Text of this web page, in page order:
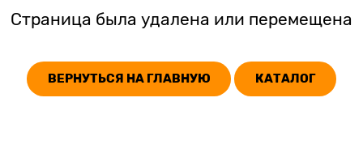
Страница была удалена или перемещена
ВЕРНУТЬСЯ НА ГЛАВНУЮ КАТАЛОГ